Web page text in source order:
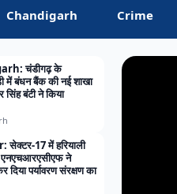
Chandigarh Crime
चंडीगढ़ के
में बंधन बैंक की नई शाखा
बंटी ने किया
17 में हरियाली
ने
दिया पर्यावरण संरक्षण का